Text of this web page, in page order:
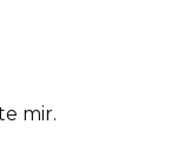
mir.